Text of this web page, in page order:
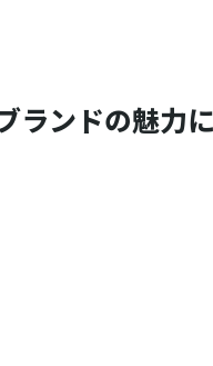
ランドの魅力